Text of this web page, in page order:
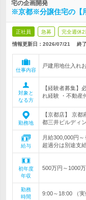
宅の企画開発
※京都※分譲住宅の【
正社員 急募 完全週休2
情報更新日：2026/07/21 終
仕事内容
戸建用地仕入れ
対象と
なる方
【経験者募集
れ経験 ・不動産
勤務地
【京都店】 京
都三井ビルディ
給与
月給300,000円
超過分は別途支
初年度
年収
500万円～1000
勤務
時間
9:00～18:00 （